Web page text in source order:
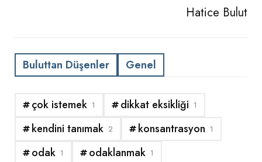
Hatice Bulut
Buluttan Düşenler Genel
çok istemek 1 dikkat eksikliği 1
kendini tanımak 2 konsantrasyon 1
odak 1 odaklanmak 1